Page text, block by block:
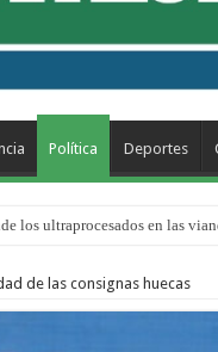
Política Deportes
los ultraprocesados en las
“La Runfla de los Macanos”
de las consignas huecas